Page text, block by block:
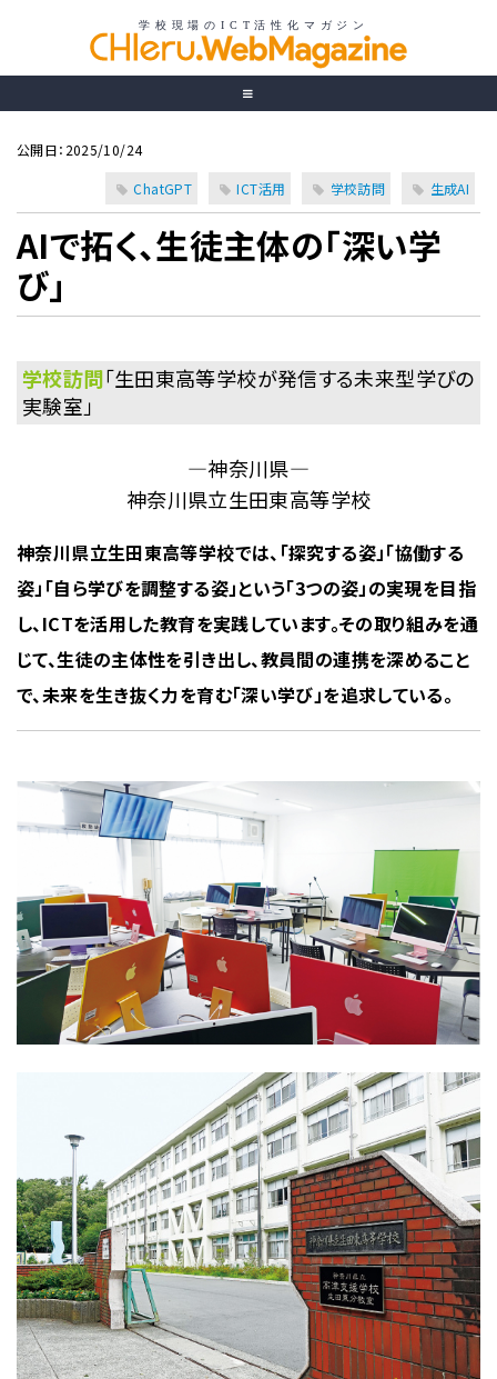
公開日：2025/10/24
ChatGPT ICT活用 学校訪問 生成AI
AIで拓く、生徒主体の「深い学
び」
学校訪問「生田東高等学校が発信する未来型学びの
実験室」
―神奈川県―
神奈川県立生田東高等学校
神奈川県立生田東高等学校では、「探究する姿」「協働する
姿」「自ら学びを調整する姿」という「3つの姿」の実現を目指
し、ICTを活用した教育を実践しています。その取り組みを通
じて、生徒の主体性を引き出し、教員間の連携を深めること
で、未来を生き抜く力を育む「深い学び」を追求している。